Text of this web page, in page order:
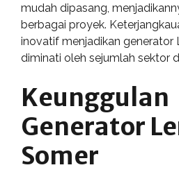
mudah dipasang,
berbagai proyek.
inovatif menjadikan generator
diminati oleh sejumlah sektor
Keunggulan
Generator
Somer